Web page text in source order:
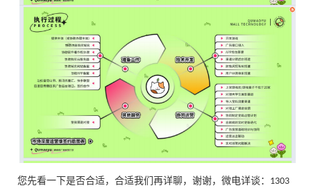
您先看一下是否合适，合适我们再详聊，谢谢， 微电详谈： 1303